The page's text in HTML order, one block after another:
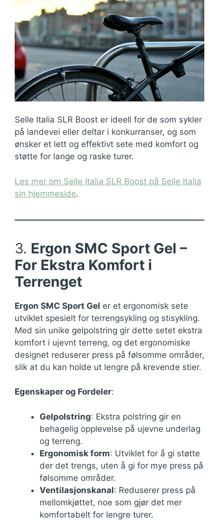
Selle Italia SLR Boost er ideell for de som sykler
på landevei eller deltar i konkurranser, og som
ønsker et lett og effektivt sete med komfort og
støtte for lange og raske turer.
Les mer om Selle Italia SLR Boost på Selle Italia
sin hjemmeside.
3. Ergon SMC Sport Gel –
For Ekstra Komfort i
Terrenget
Ergon SMC Sport Gel er et ergonomisk sete
utviklet spesielt for terrengsykling og stisykling.
Med sin unike gelpolstring gir dette setet ekstra
komfort i ujevnt terreng, og det ergonomiske
designet reduserer press på følsomme områder,
slik at du kan holde ut lengre på krevende stier.
Egenskaper og Fordeler:
Gelpolstring: Ekstra polstring gir en
behagelig opplevelse på ujevne underlag
og terreng.
Ergonomisk form: Utviklet for å gi støtte
der det trengs, uten å gi for mye press på
følsomme områder.
Ventilasjonskanal: Reduserer press på
mellomkjøttet, noe som gjør det mer
komfortabelt for lengre turer.